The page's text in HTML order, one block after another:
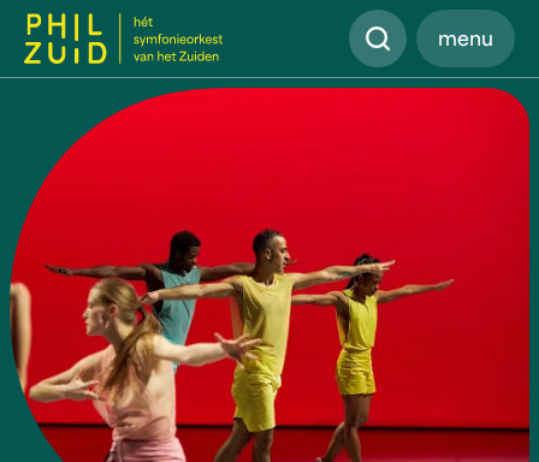
Zoeken
menu